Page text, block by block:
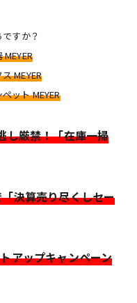
ですか？
MEYER
ット MEYER
し厳禁！「在庫一掃
決算売り尽くしセー
アップキャンペーン